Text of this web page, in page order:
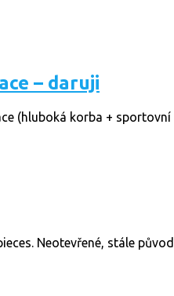
– daruji
(hluboká korba + sportovní
Neotevřené, stále